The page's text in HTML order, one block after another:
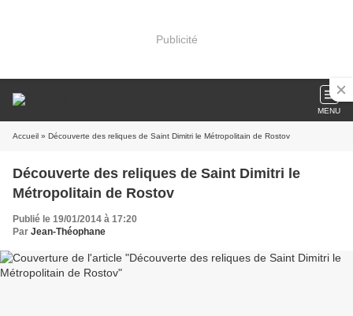
Publicité
MENU
Accueil » Découverte des reliques de Saint Dimitri le Métropolitain de Rostov
Découverte des reliques de Saint Dimitri le
Métropolitain de Rostov
Publié le 19/01/2014 à 17:20
Par Jean-Théophane